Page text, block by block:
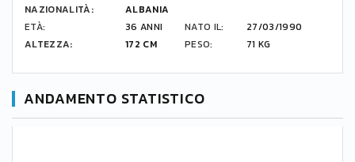
NAZIONALITÀ:
ALBANIA
ETÀ:
36 ANNI NATO IL:
27/03/1990
ALTEZZA:
172 CM PESO: 71 KG
ANDAMENTO STATISTICO